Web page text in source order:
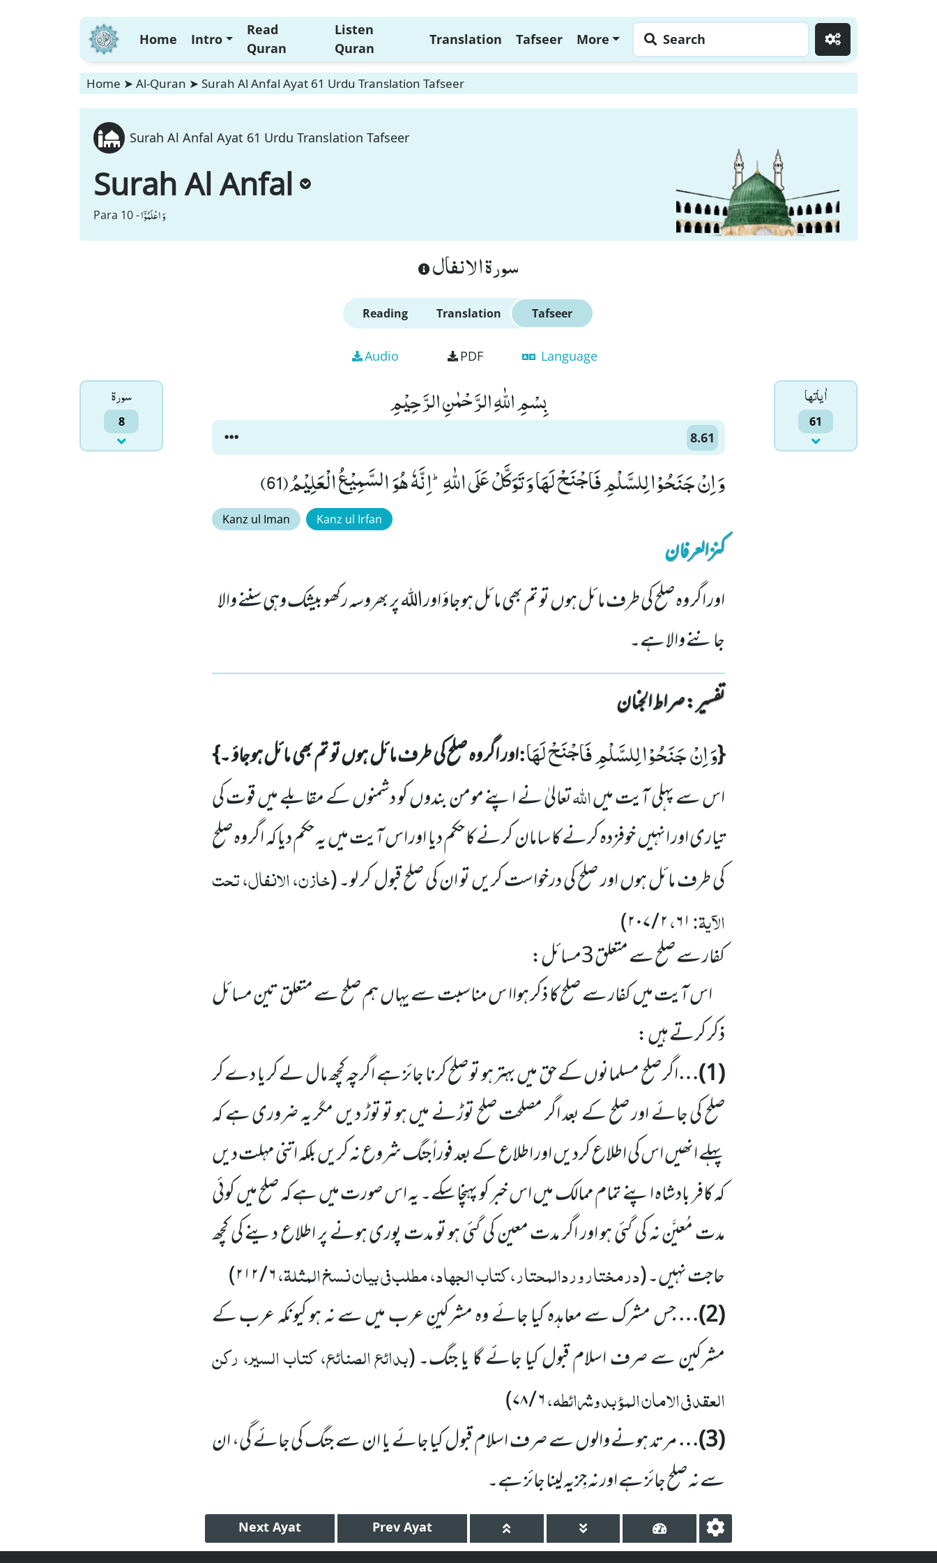
Home Intro
Read
Quran
Listen
Quran
Translation Tafseer More Search
Home ➤ Al-Quran ➤ Surah Al Anfal Ayat 61 Urdu Translation Tafseer
Surah Al Anfal Ayat 61 Urdu Translation Tafseer
Surah Al Anfal
Para 10 -وَ اعْلَمُوْۤا
سورة الانفال
Reading Translation Tafseer
Audio PDF Language
سورۃ
8
اٰياتها
61
بِسْمِ اللّٰهِ الرَّحْمٰنِ الرَّحِیْمِ
8.61
وَ اِنْ جَنَحُوْا لِلسَّلْمِ فَاجْنَحْ لَهَا وَ تَوَكَّلْ عَلَى اللّٰهِؕ-اِنَّهٗ هُوَ السَّمِیْعُ الْعَلِیْمُ(61)
Kanz ul Iman Kanz ul Irfan
کنزالعرفان
اور اگر وہ صلح کی طرف مائل ہوں تو تم بھی مائل ہوجاؤ اوراللہ پر بھروسہ رکھو بیشک وہی سننے والا
جاننے والا ہے۔
تفسیر : ‎صراط الجنان
{وَ اِنْ جَنَحُوْا لِلسَّلْمِ فَاجْنَحْ لَهَا:اور اگر وہ صلح کی طرف مائل ہوں تو تم بھی مائل ہوجاؤ ۔}
اس سے پہلی آیت میںاللہتعالیٰ نے اپنے مومن بندوں کو دشمنوں کے مقابلے میں قوت کی
تیاری اور انہیں خوفزدہ کرنے کا سامان کرنے کا حکم دیا اور اس آیت میں یہ حکم دیا کہ اگر وہ صلح
کی طرف مائل ہوں اور صلح کی درخواست کریں تو ان کی صلح قبول کر لو۔(خازن، الانفال، تحت
الآیۃ:۶۱،۲/۲۰۷)
کفار سے صلح سے متعلق3مسائل:
اس آیت میں کفار سے صلح کا ذکر ہواا س مناسبت سے یہاں ہم صلح سے متعلق تین مسائل
ذکر کرتے ہیں :
(
1
)…اگر صلح مسلمانوں کے حق میں بہتر ہو تو صلح کرنا جائز ہے اگرچہ کچھ مال لے کر یا دے کر
صلح کی جائے اور صلح کے بعداگر مصلحت صلح توڑنے میں ہو تو توڑ دیں مگر یہ ضروری ہے کہ
پہلے انھیں اس کی اطلاع کردیں اور اطلاع کے بعد فوراً جنگشروع نہ کریں بلکہ اتنی مہلت دیں
کہ کافر بادشاہ اپنے تمام ممالک میں اس خبر کو پہنچا سکے۔ یہ اس صورت میں ہے کہ صلحمیں کوئی
مدت مُعیَّن نہ کی گئی ہو اور اگر مدت معین کی گئی ہو تو مدت پوری ہونے پر اطلاع دینے کی کچھ
حاجت نہیں۔(درمختار وردالمحتار، کتاب الجہاد، مطلب فی بیان نسخ المثلۃ،۶/۲۱۲)
(
2
)…جس مشرک سے معاہدہ کیا جائے وہ مشرکینِ عرب میں سے نہ ہو کیونکہ عرب کے
مشرکین سے صرف اسلام قبول کیا جائے گا یا جنگ۔(بدائع الصنائع، کتاب السیر، رکن
العقد فی الامان المؤبد وشرائطہ،۶/۷۸)
(
3
)…مرتد ہونے والوں سے صرف اسلام قبول کیا جائے یا ان سے جنگ کی جائے گی، ان
سے نہ صلح جائز ہے اور نہ جِزیہ لینا جائز ہے۔
Next Ayat Prev Ayat